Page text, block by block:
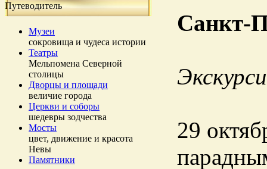
Путеводитель
Музеи
сокровища и чудеса истории
Театры
Мельпомена Северной
столицы
Дворцы и площади
величие города
Церкви и соборы
шедевры зодчества
Мосты
цвет, движение и красота
Невы
Памятники
Санкт-
29